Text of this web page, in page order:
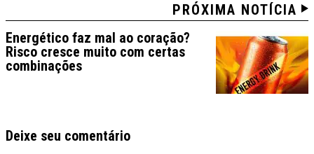
PRÓXIMA NOTÍCIA
Energético faz mal ao coração?
Risco cresce muito com certas
combinações
Deixe seu comentário